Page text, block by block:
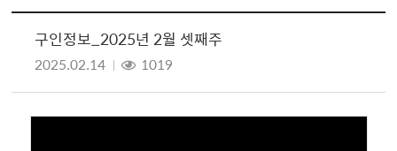
구인정보_2025년 2월 셋째주
2025.02.14 1019